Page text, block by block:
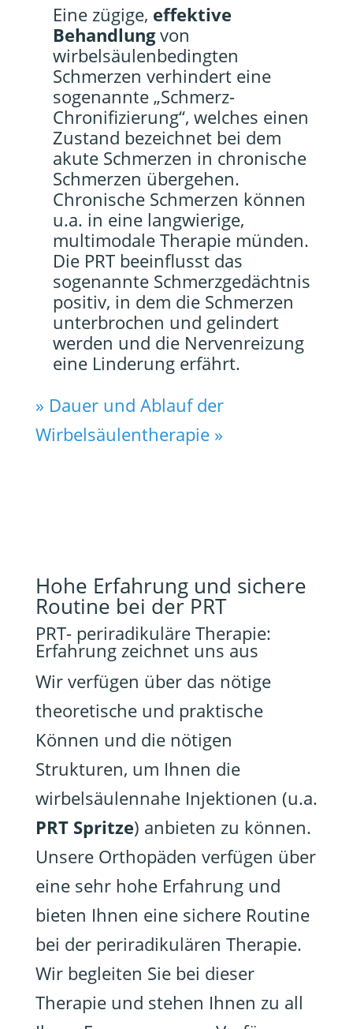
Eine zügige, effektive
Behandlungvon
wirbelsäulenbedingten
Schmerzen verhindert eine
sogenannte „Schmerz-
Chronifizierung“, welches einen
Zustand bezeichnet bei dem
akute Schmerzen in chronische
Schmerzen übergehen.
Chronische Schmerzen können
u.a. in eine langwierige,
multimodale Therapie münden.
Die PRT beeinflusst das
sogenannte Schmerzgedächtnis
positiv, in dem die Schmerzen
unterbrochen und gelindert
werden und die Nervenreizung
eine Linderung erfährt.
» Dauer und Ablauf der
Wirbelsäulentherapie »
Hohe Erfahrung und sichere
Routine bei der PRT
PRT- periradikuläre Therapie:
Erfahrung zeichnet uns aus
Wir verfügen über das nötige
theoretische und praktische
Können und die nötigen
Strukturen, um Ihnen die
wirbelsäulennahe Injektionen (u.a.
PRT Spritze) anbieten zu können.
Unsere Orthopäden verfügen über
eine sehr hohe Erfahrung und
bieten Ihnen eine sichere Routine
bei der periradikulären Therapie.
Wir begleiten Sie bei dieser
Therapie und stehen Ihnen zu all